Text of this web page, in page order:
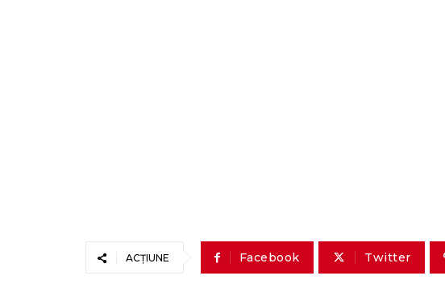
ACȚIUNE Facebook Twitter